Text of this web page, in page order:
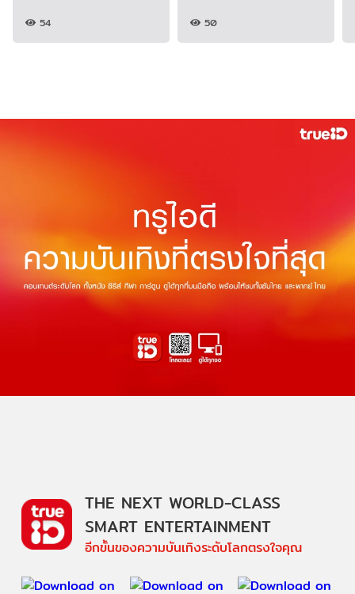
54 50
THE NEXT WORLD-CLASS
SMART ENTERTAINMENT
อีกขั้นของความบันเทิงระดับโลกตรงใจคุณ